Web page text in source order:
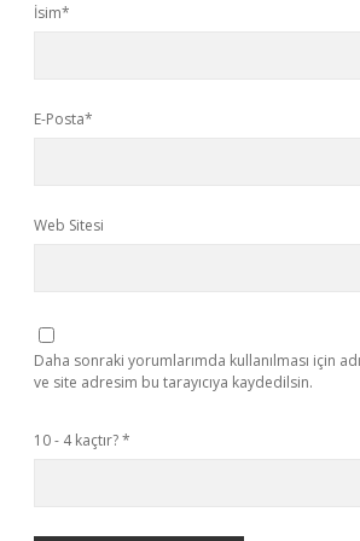
İsim*
E-Posta*
Web Sitesi
Daha sonraki yorumlarımda kullanılması için
ve site adresim bu tarayıcıya kaydedilsin.
10 - 4 kaçtır?*